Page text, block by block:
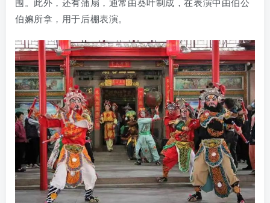
伯嫲所拿，用于后棚表演。